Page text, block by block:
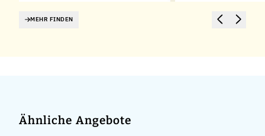
MEHR FINDEN
Ähnliche Angebote